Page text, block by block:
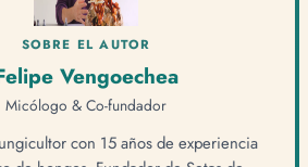
SOBRE EL AUTOR
Vengoechea
Micólogo & Co-fundador
con 15 años de experiencia